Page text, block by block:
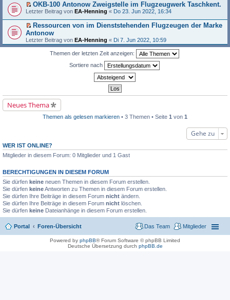
e
r
u
n
g
e
l
e
i
t
r
E
s
e
r
u
n
e
r
a
g
OKB-100 Antonow Zweigstelle im Flugzeugwerk Taschkent.
Letzter Beitrag von EA-Henning « Do 23. Jun 2022, 16:34
E
r
s
t
e
s
e
i
t
g
Ressourcen von im Dienststehenden Flugzeugen der Marke
Antonow
Letzter Beitrag von EA-Henning « Di 7. Jun 2022, 10:59
Themen der letzten Zeit anzeigen:
Sortiere nach
Neues Thema
Themen als gelesen markieren • 3 Themen • Seite 1 von 1
Gehe zu
WER IST ONLINE?
Mitglieder in diesem Forum: 0 Mitglieder und 1 Gast
BERECHTIGUNGEN IN DIESEM FORUM
Sie dürfen keine neuen Themen in diesem Forum erstellen.
Sie dürfen keineAntworten zu Themen in diesem Forum erstellen.
Sie dürfen Ihre Beiträge in diesem Forum nicht ändern.
Sie dürfen Ihre Beiträge in diesem Forum nicht löschen.
Sie dürfen keine Dateianhänge in diesem Forum erstellen.
Portal Foren-Übersicht Mitglieder
Das Team
Powered by phpBB® Forum Software © phpBB Limited
Deutsche Übersetzung durch phpBB.de